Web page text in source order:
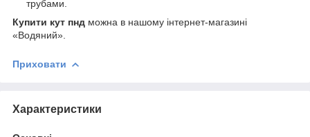
трубами.
Купити кут пнд можна в нашому інтернет-магазині
«Водяний».
Приховати
Характеристики